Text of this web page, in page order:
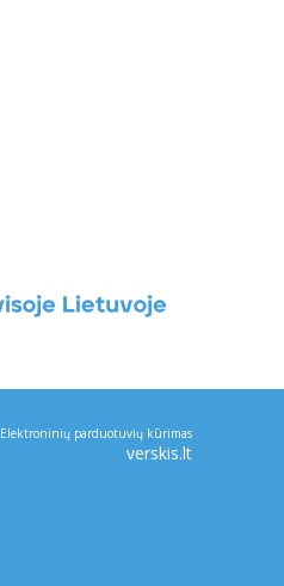
Elektroninių parduotuvių kūrimas
verskis.lt